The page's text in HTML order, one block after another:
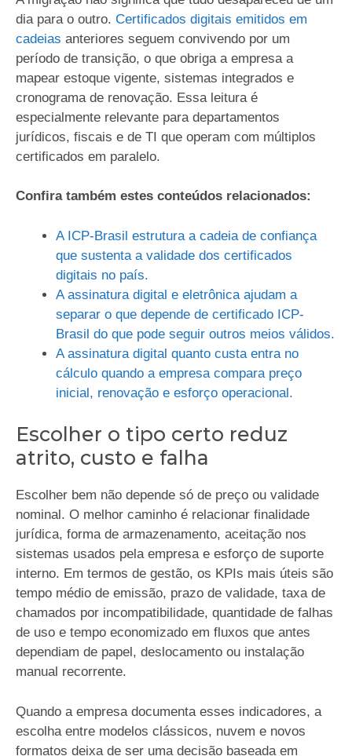
dia para o outro. Certificados digitais emitidos em
cadeias anteriores seguem convivendo por um
período de transição, o que obriga a empresa a
mapear estoque vigente, sistemas integrados e
cronograma de renovação. Essa leitura é
especialmente relevante para departamentos
jurídicos, fiscais e de TI que operam com múltiplos
certificados em paralelo.
Confira também estes conteúdos relacionados:
A ICP-Brasil estrutura a cadeia de confiança
que sustenta a validade dos certificados
digitais no país.
A assinatura digital e eletrônica ajudam a
separar o que depende de certificado ICP-
Brasil do que pode seguir outros meios válidos.
A assinatura digital quanto custa entra no
cálculo quando a empresa compara preço
inicial, renovação e esforço operacional.
Escolher o tipo certo reduz
atrito, custo e falha
Escolher bem não depende só de preço ou validade
nominal. O melhor caminho é relacionar finalidade
jurídica, forma de armazenamento, aceitação nos
sistemas usados pela empresa e esforço de suporte
interno. Em termos de gestão, os KPIs mais úteis são
tempo médio de emissão, prazo de validade, taxa de
chamados por incompatibilidade, quantidade de falhas
de uso e tempo economizado em fluxos que antes
dependiam de papel, deslocamento ou instalação
manual recorrente.
Quando a empresa documenta esses indicadores, a
escolha entre modelos clássicos, nuvem e novos
formatos deixa de ser uma decisão baseada em